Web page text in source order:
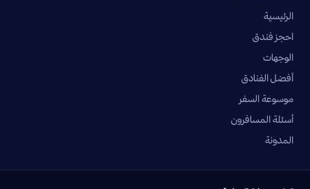
الرئيسية
احجز فندق
الوجهات
أفضل الفنادق
موسوعة السفر
أسئلة المسافرون
المدونة